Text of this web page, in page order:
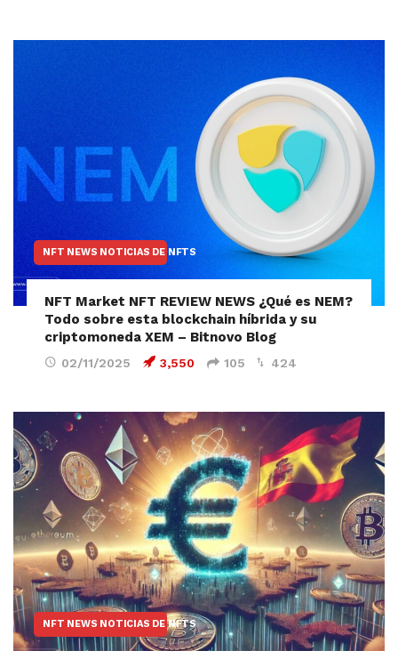
NFT NEWS NOTICIAS DE NFTS
NFT Market NFT REVIEW NEWS ¿Qué es NEM?
Todo sobre esta blockchain híbrida y su
criptomoneda XEM – Bitnovo Blog
02/11/2025 3,550 105 424
NFT NEWS NOTICIAS DE NFTS